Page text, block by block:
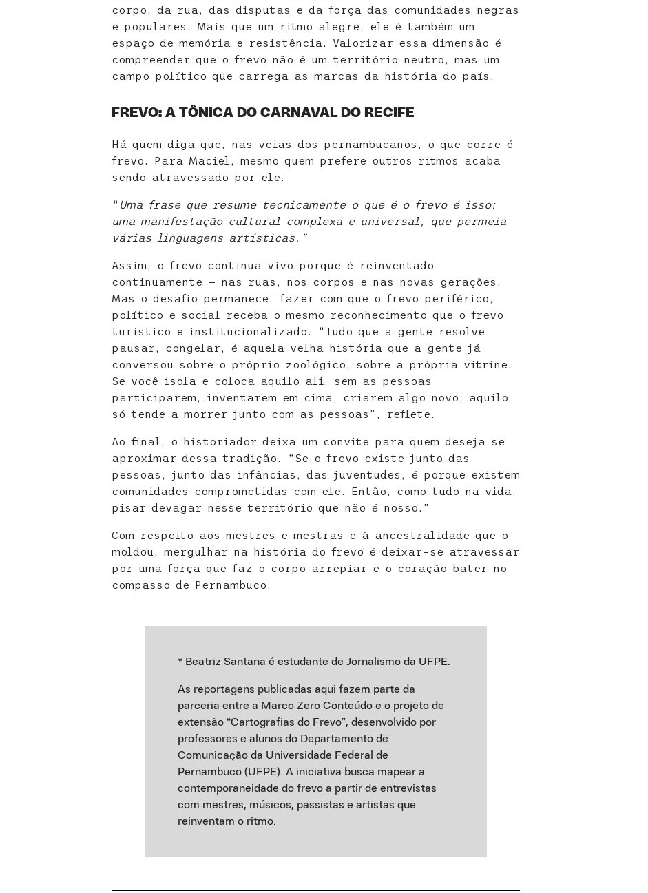
corpo, da rua, das disputas e da força das comunidades negras
e populares. Mais que um ritmo alegre, ele é também um
espaço de memória e resistência. Valorizar essa dimensão é
compreender que o frevo não é um território neutro, mas um
campo político que carrega as marcas da história do país.
FREVO: A TÔNICA DO CARNAVAL DO RECIFE
Há quem diga que, nas veias dos pernambucanos, o que corre é
frevo. Para Maciel, mesmo quem prefere outros ritmos acaba
sendo atravessado por ele:
“ Uma frase que resume tecnicamente o que é o frevo é isso:
uma manifestação cultural complexa e universal, que permeia
várias linguagens artísticas.”
Assim, o frevo continua vivo porque é reinventado
continuamente — nas ruas, nos corpos e nas novas gerações.
Mas o desafio permanece: fazer com que o frevo periférico,
político e social receba o mesmo reconhecimento que o frevo
turístico e institucionalizado. “Tudo que a gente resolve
pausar, congelar, é aquela velha história que a gente já
conversou sobre o próprio zoológico, sobre a própria vitrine.
Se você isola e coloca aquilo ali, sem as pessoas
participarem, inventarem em cima, criarem algo novo, aquilo
só tende a morrer junto com as pessoas”, reflete.
Ao final, o historiador deixa um convite para quem deseja se
aproximar dessa tradição. “Se o frevo existe junto das
pessoas, junto das infâncias, das juventudes, é porque existem
comunidades comprometidas com ele. Então, como tudo na vida,
pisar devagar nesse território que não é nosso.”
Com respeito aos mestres e mestras e à ancestralidade que o
moldou, mergulhar na história do frevo é deixar-se atravessar
por uma força que faz o corpo arrepiar e o coração bater no
compasso de Pernambuco.
* Beatriz Santana é estudante de Jornalismo da UFPE.
As reportagens publicadas aqui fazem parte da
parceria entre a Marco Zero Conteúdo e o projeto de
extensão “Cartografias do Frevo”, desenvolvido por
professores e alunos do Departamento de
Comunicação da Universidade Federal de
Pernambuco (UFPE). A iniciativa busca mapear a
contemporaneidade do frevo a partir de entrevistas
com mestres, músicos, passistas e artistas que
reinventam o ritmo.